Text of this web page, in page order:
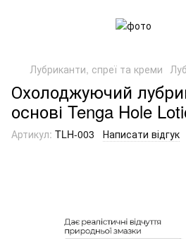
Лубриканти, спреї та креми
Охолоджуючий
основі Tenga Hole
Артикул: TLH-003 Написати відгук